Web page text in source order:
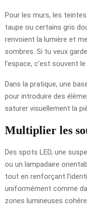
Pour les murs, les
taupe ou certains gris
renvoient la lumière et
sombres. Si tu veux
l’espace, c’est souvent
Dans la pratique, une
pour introduire des
saturer visuellement la
Multiplier les
Des spots LED, une
ou un lampadaire
tout en renforçant
uniformément comme
zones lumineuses